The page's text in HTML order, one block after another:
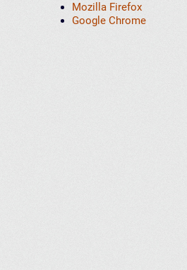
Mozilla Firefox
Google Chrome